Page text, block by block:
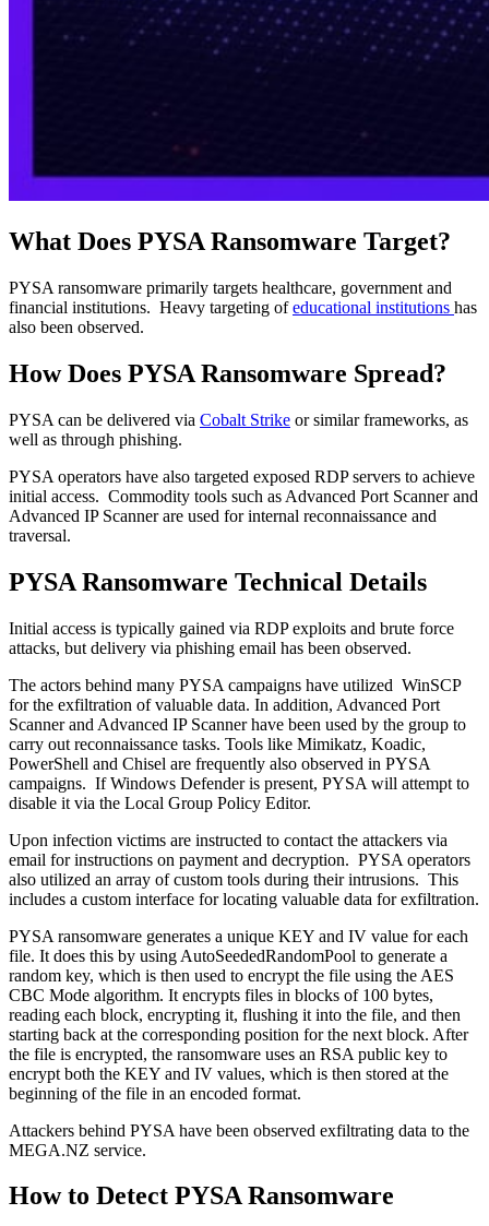
What Does PYSA Ransomware Target?
PYSA ransomware primarily targets healthcare, government and
financial institutions. Heavy targeting ofeducational institutions has
also been observed.
How Does PYSA Ransomware Spread?
PYSA can be delivered via Cobalt Strike or similar frameworks, as
well as through phishing.
PYSA operators have also targeted exposed RDP servers to achieve
initial access. Commodity tools such as Advanced Port Scanner and
Advanced IP Scanner are used for internal reconnaissance and
traversal.
PYSA Ransomware Technical Details
Initial access is typically gained via RDP exploits and brute force
attacks, but delivery via phishing email has been observed.
The actors behind many PYSA campaigns have utilized WinSCP
for the exfiltration of valuable data. In addition, Advanced Port
Scanner and Advanced IP Scanner have been used by the group to
carry out reconnaissance tasks. Tools like Mimikatz, Koadic,
PowerShell and Chisel are frequently also observed in PYSA
campaigns. If Windows Defender is present, PYSA will attempt to
disable it via the Local Group Policy Editor.
Upon infection victims are instructed to contact the attackers via
email for instructions on payment and decryption. PYSA operators
also utilized an array of custom tools during their intrusions. This
includes a custom interface for locating valuable data for exfiltration.
PYSA ransomware generates a unique KEY and IV value for each
file. It does this by using AutoSeededRandomPool to generate a
random key, which is then used to encrypt the file using the AES
CBC Mode algorithm. It encrypts files in blocks of 100 bytes,
reading each block, encrypting it, flushing it into the file, and then
starting back at the corresponding position for the next block. After
the file is encrypted, the ransomware uses an RSA public key to
encrypt both the KEY and IV values, which is then stored at the
beginning of the file in an encoded format.
Attackers behind PYSA have been observed exfiltrating data to the
MEGA.NZ service.
How to Detect PYSA Ransomware